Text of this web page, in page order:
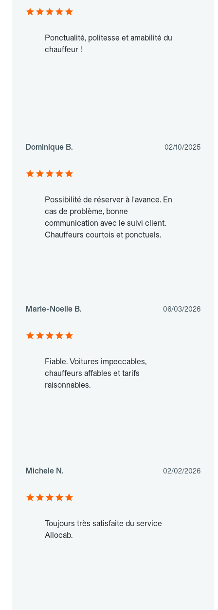
Ponctualité, politesse et amabilité du
chauffeur !
Dominique B. 02/10/2025
Possibilité de réserver à l'avance. En
cas de problème, bonne
communication avec le suivi client.
Chauffeurs courtois et ponctuels.
Marie-Noelle B. 06/03/2026
Fiable. Voitures impeccables,
chauffeurs affables et tarifs
raisonnables.
Michele N. 02/02/2026
Toujours très satisfaite du service
Allocab.